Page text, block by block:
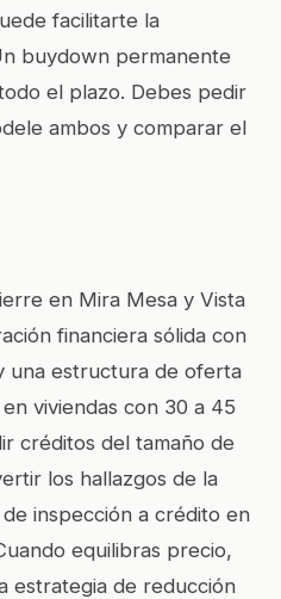
facilitarte la
buydown permanente
el plazo. Debes pedir
ambos y comparar el
en Mira Mesa y Vista
financiera sólida con
una estructura de oferta
viviendas con 30 a 45
créditos del tamaño de
los hallazgos de la
inspección a crédito en
equilibras precio,
estrategia de reducción